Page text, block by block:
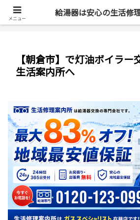
最短即日・全国対応・最大
【朝倉市】で灯油ボイラー
生活案内所へ
メニュー
給湯器は安心の生活修